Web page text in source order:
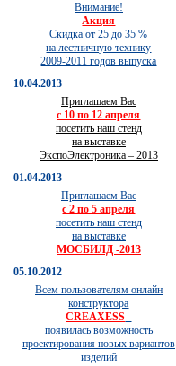
Внимание!
Акция
Скидка от 25 до 35 %
на лестничную технику
2009-2011 годов выпуска
10.04.2013
Приглашаем Вас
с 10 по 12 апреля
посетить наш стенд
на выставке
ЭкспоЭлектроника – 2013
01.04.2013
Приглашаем Вас
с 2 по 5 апреля
посетить наш стенд
на выставке
МОСБИЛД -2013
05.10.2012
Всем пользователям онлайн
конструктора
CREAXESS -
появилась возможность
проектирования новых вариантов
изделий